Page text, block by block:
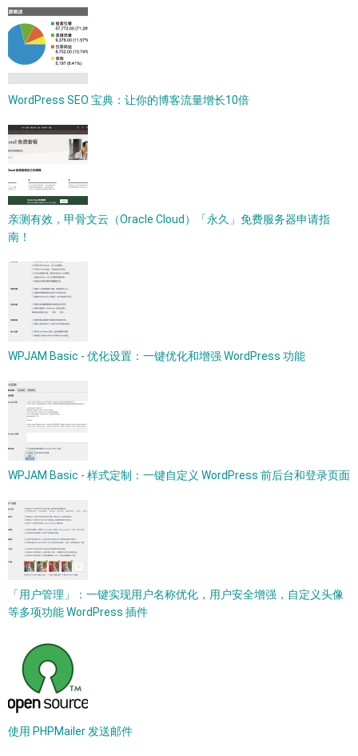
WordPress SEO 宝典：让你的博客流量增长10倍
亲测有效，甲骨文云（Oracle Cloud）「永久」免费服务器申请指
南！
WPJAM Basic - 优化设置：一键优化和增强 WordPress 功能
WPJAM Basic - 样式定制：一键自定义 WordPress 前后台和登录页面
「用户管理」：一键实现用户名称优化，用户安全增强，自定义头像
等多项功能 WordPress 插件
使用 PHPMailer 发送邮件